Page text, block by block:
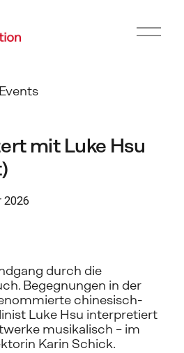
M
mit Luke Hsu
2026
durch die
Begegnungen in der
chinesisch-
Luke Hsu interpretiert
musikalisch – im
Karin Schick.